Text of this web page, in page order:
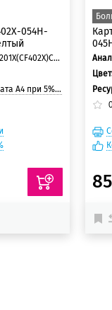
054H-
HP203X(CF542X)/ HP201X(CF402X)Canon 054H/ Canon 045H
заполнении страницы